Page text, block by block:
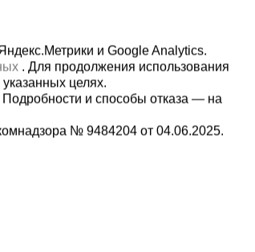
Мы в социальных сетях:
и Google Analytics.
. Для продолжения использования
целях.
и способы отказа — на
№ 9484204 от 04.06.2025.